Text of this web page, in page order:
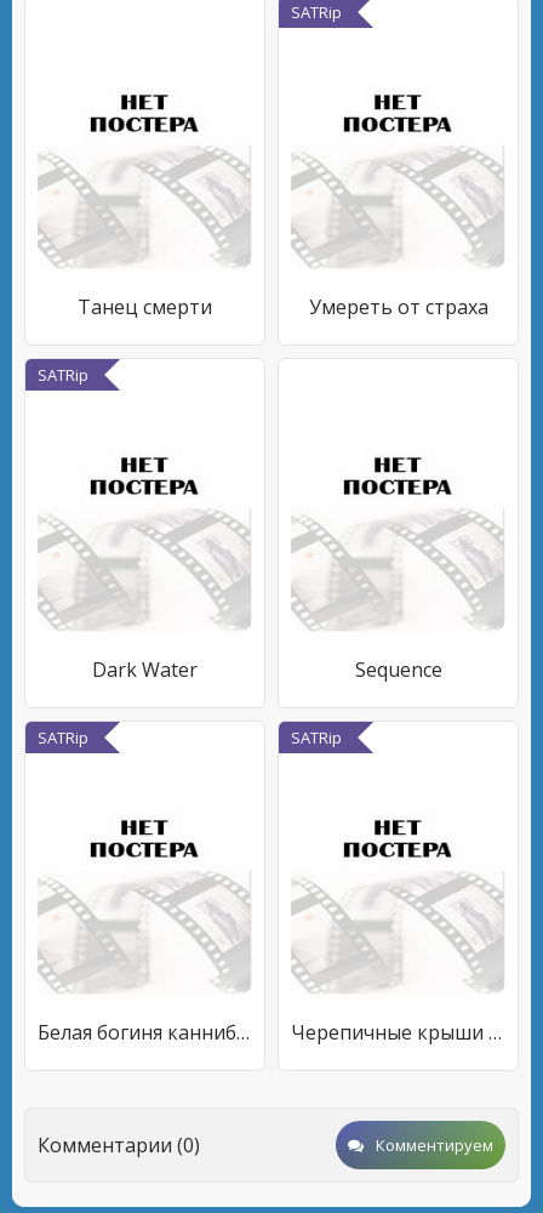
Танец смерти
SATRip
Умереть от страха
SATRip
Dark Water Sequence
SATRip
Белая богиня каннибалов
SATRip
Черепичные крыши эпохи тэмпё
Комментарии (0) Комментируем